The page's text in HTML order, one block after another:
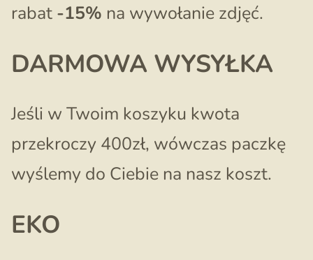
rabat -15% na wywołanie zdjęć.
DARMOWA WYSYŁKA
Jeśli w Twoim koszyku kwota
przekroczy 400zł, wówczas paczkę
wyślemy do Ciebie na nasz koszt.
EKO